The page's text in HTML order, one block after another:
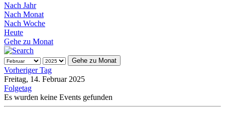
Nach Jahr
Nach Monat
Nach Woche
Heute
Gehe zu Monat
Gehe zu Monat
Vorheriger Tag
Freitag, 14. Februar 2025
Folgetag
Es wurden keine Events gefunden